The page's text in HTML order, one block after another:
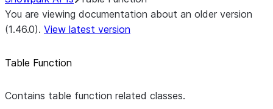
You are viewing documentation about an older version
(1.46.0). View latest version
Table Function
Contains table function related classes.